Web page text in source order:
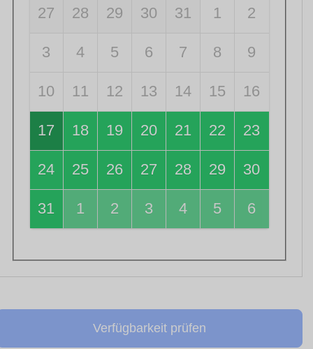
27 28 29 30 31 1 2
3 4 5 6 7 8 9
10 11 12 13 14 15 16
17 18 19 20 21 22 23
24 25 26 27 28 29 30
31 1 2 3 4 5 6
Verfügbarkeit prüfen